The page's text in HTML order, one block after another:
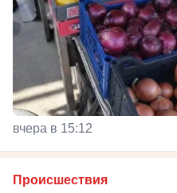
вчера в 15:12
Происшествия